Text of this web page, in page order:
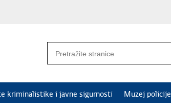
kriminalistike i javne sigurnosti Muzej policije